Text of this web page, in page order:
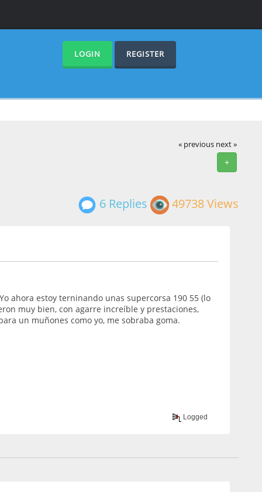
LOGIN REGISTER
« previous next »
+
6 Replies 49738 Views
ahora estoy terninando unas supercorsa 190 55 (lo
muy bien, con agarre increíble y prestaciones,
un muñones como yo, me sobraba goma.
Logged